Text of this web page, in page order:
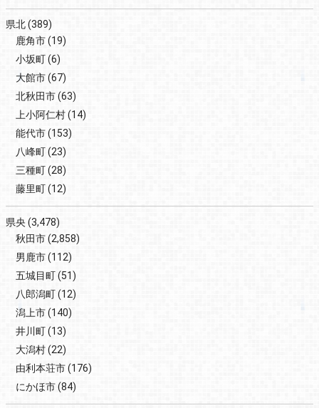
県北(389)
鹿角市(19)
小坂町(6)
大館市(67)
北秋田市(63)
上小阿仁村(14)
能代市(153)
八峰町(23)
三種町(28)
藤里町(12)
県央 (3,478)
秋田市(2,858)
男鹿市(112)
五城目町(51)
八郎潟町(12)
潟上市(140)
井川町(13)
大潟村(22)
由利本荘市(176)
にかほ市(84)